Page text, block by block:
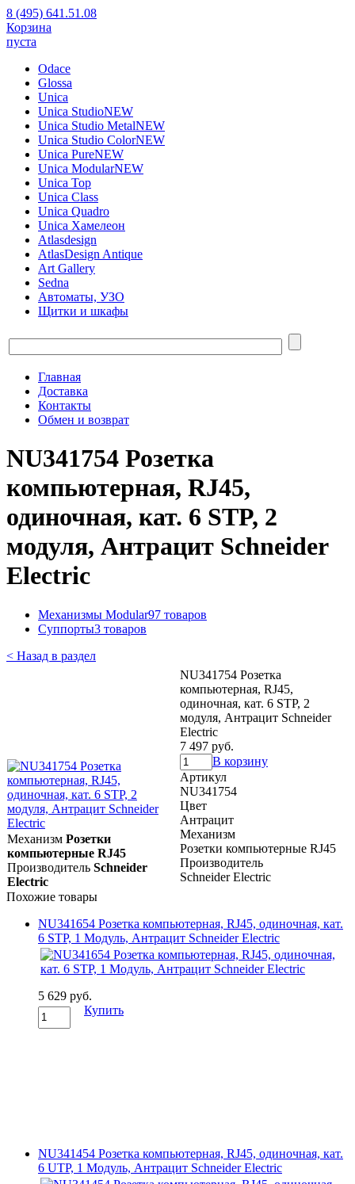
8 (495) 641.51.08
Корзина
пуста
Odace
Glossa
Unica
Unica StudioNEW
Unica Studio MetalNEW
Unica Studio ColorNEW
Unica PureNEW
Unica ModularNEW
Unica Top
Unica Class
Unica Quadro
Unica Хамелеон
Atlasdesign
AtlasDesign Antique
Art Gallery
Sedna
Автоматы, УЗО
Щитки и шкафы
Главная
Доставка
Контакты
Обмен и возврат
NU341754 Розетка
компьютерная, RJ45,
одиночная, кат. 6 STP, 2
модуля, Антрацит Schneider
Electric
Механизмы Modular97 товаров
Суппорты3 товаров
< Назад в раздел
NU341754 Розетка
компьютерная, RJ45,
одиночная, кат. 6 STP, 2
модуля, Антрацит Schneider
Electric
7 497 руб.
В корзину
Артикул
NU341754
Цвет
Антрацит
Механизм
Розетки компьютерные RJ45
Производитель
Schneider Electric
Механизм Розетки
компьютерные RJ45
Производитель Schneider
Electric
Похожие товары
NU341654 Розетка компьютерная, RJ45, одиночная, кат.
6 STP, 1 Модуль, Антрацит Schneider Electric
5 629 руб.
Купить
NU341454 Розетка компьютерная, RJ45, одиночная, кат.
6 UTP, 1 Модуль, Антрацит Schneider Electric